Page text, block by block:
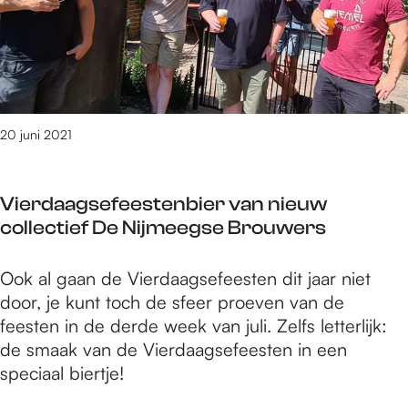
e
x
t
o
g
m
p
x
n
d
o
o
r
p
k
n
g
e
d
o
o
r
r
e
l
e
b
r
e
d
p
a
a
t
s
H
m
e
s
e
l
t
e
l
e
b
Vierdaagsefeestenbier van nieuw
collectief De Nijmeegse Brouwers
20 juni 2021
V
i
e
r
d
Ook al gaan de Vierdaagsefeesten dit jaar niet
door, je kunt toch de sfeer proeven van de
feesten in de derde week van juli. Zelfs letterlijk:
de smaak van de Vierdaagsefeesten in een
speciaal biertje!